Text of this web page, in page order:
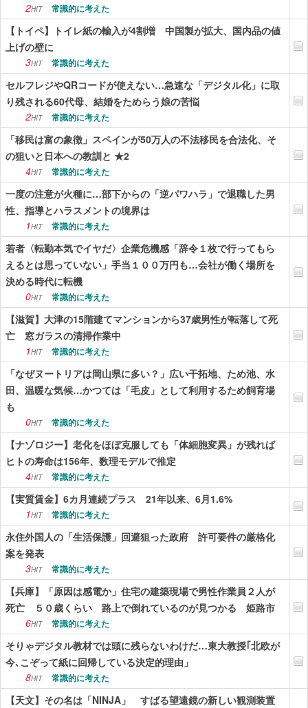
2HIT 常識的に考えた
【トイペ】トイレ紙の輸入が4割増 中国製が拡大、国内品の値
上げの壁に
3HIT 常識的に考えた
セルフレジやQRコードが使えない…急速な「デジタル化」に取
り残される60代母、結婚をためらう娘の苦悩
2HIT 常識的に考えた
「移民は富の象徴」スペインが50万人の不法移民を合法化、そ
の狙いと日本への教訓と ★2
4HIT 常識的に考えた
一度の注意が火種に…部下からの「逆パワハラ」で退職した男
性、指導とハラスメントの境界は
1HIT 常識的に考えた
若者〈転勤本気でイヤだ〉企業危機感「辞令１枚で行ってもら
えるとは思っていない」手当１００万円も…会社が働く場所を
決める時代に転機
0HIT 常識的に考えた
【滋賀】大津の15階建てマンションから37歳男性が転落して死
亡 窓ガラスの清掃作業中
1HIT 常識的に考えた
「なぜヌートリアは岡山県に多い？」広い干拓地、ため池、水
田、温暖な気候…かつては「毛皮」として利用するため飼育場
も
0HIT 常識的に考えた
【ナゾロジー】老化をほぼ克服しても「体細胞変異」が残れば
ヒトの寿命は156年、数理モデルで推定
4HIT 常識的に考えた
【実質賃金】6カ月連続プラス 21年以来、6月1.6%
1HIT 常識的に考えた
永住外国人の「生活保護」回避狙った政府 許可要件の厳格化
案を発表
3HIT 常識的に考えた
【兵庫】「原因は感電か」住宅の建築現場で男性作業員２人が
死亡 ５０歳くらい 路上で倒れているのが見つかる 姫路市
6HIT 常識的に考えた
そりゃデジタル教材では頭に残らないわけだ…東大教授｢北欧が
今､こぞって紙に回帰している決定的理由」
8HIT 常識的に考えた
【天文】その名は「NINJA」 すばる望遠鏡の新しい観測装置